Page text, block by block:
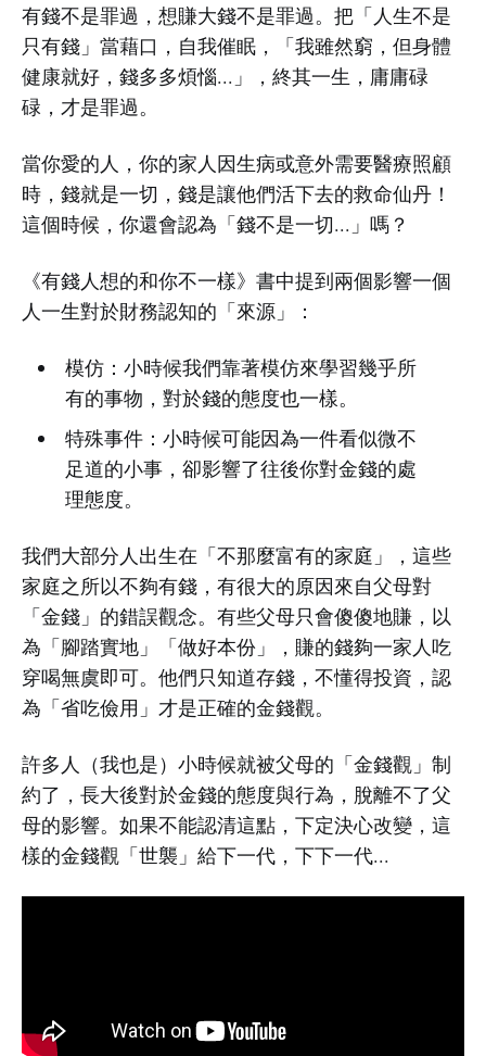
有錢不是罪過，想賺大錢不是罪過。把「人生不是
只有錢」當藉口，自我催眠，「我雖然窮，但身體
健康就好，錢多多煩惱...」，終其一生，庸庸碌
碌，才是罪過。
當你愛的人，你的家人因生病或意外需要醫療照顧
時，錢就是一切，錢是讓他們活下去的救命仙丹！
這個時候，你還會認為「錢不是一切...」嗎？
《有錢人想的和你不一樣》書中提到兩個影響一個
人一生對於財務認知的「來源」：
模仿：小時候我們靠著模仿來學習幾乎所
有的事物，對於錢的態度也一樣。
特殊事件：小時候可能因為一件看似微不
足道的小事，卻影響了往後你對金錢的處
理態度。
我們大部分人出生在「不那麼富有的家庭」，這些
家庭之所以不夠有錢，有很大的原因來自父母對
「金錢」的錯誤觀念。有些父母只會傻傻地賺，以
為「腳踏實地」「做好本份」，賺的錢夠一家人吃
穿喝無虞即可。他們只知道存錢，不懂得投資，認
為「省吃儉用」才是正確的金錢觀。
許多人（我也是）小時候就被父母的「金錢觀」制
約了，長大後對於金錢的態度與行為，脫離不了父
母的影響。如果不能認清這點，下定決心改變，這
樣的金錢觀「世襲」給下一代，下下一代...